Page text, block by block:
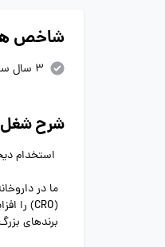
شاخص
3 سال سابقه کار در گروه شغلی مشابه
شرح
استخدام
ما در
برندهای